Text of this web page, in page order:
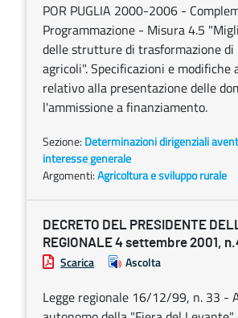
POR PUGLIA 2000-2006 -
Programmazione - Misura 4.5
delle strutture di trasformazione
agricoli". Specificazioni e modifiche
relativo alla presentazione delle
l'ammissione a finanziamento.
Sezione: Determinazioni dirigenziali
interesse generale
Argomenti:Agricoltura e sviluppo rurale
DECRETO DEL PRESIDENTE
REGIONALE 4 settembre 2001,
Scarica Ascolta
Legge regionale 16/12/99, n. 33 -